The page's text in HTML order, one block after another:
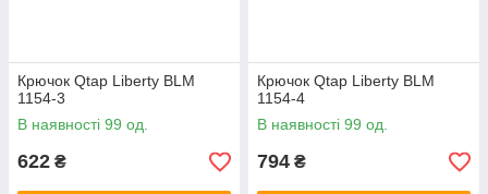
Крючок Qtap Liberty BLM
1154-3
В наявності 99 од.
622 ₴
Крючок Qtap Liberty BLM
1154-4
В наявності 99 од.
794 ₴